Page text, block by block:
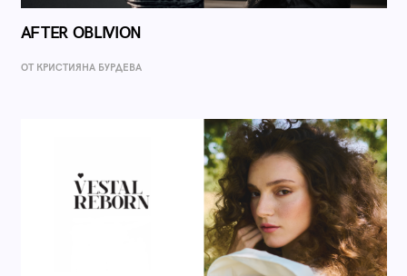
AFTER OBLIVION
ОТ КРИСТИЯНА БУРДЕВА